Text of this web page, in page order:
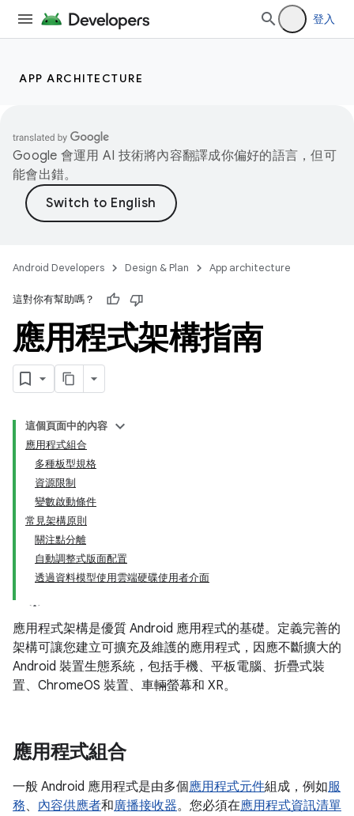
登入
APP ARCHITECTURE
Google 會運用 AI 技術將內容翻譯成你偏好的語言，但可
能會出錯。
Android Developers Design & Plan App architecture
這對你有幫助嗎？
應用程式架構指南
這個頁面中的內容
應用程式組合
多種板型規格
資源限制
變數啟動條件
常見架構原則
關注點分離
自動調整式版面配置
透過資料模型使用雲端硬碟使用者介面
應用程式架構是優質 Android 應用程式的基礎。定義完善的
架構可讓您建立可擴充及維護的應用程式，因應不斷擴大的
Android 裝置生態系統，包括手機、平板電腦、折疊式裝
置、ChromeOS 裝置、車輛螢幕和 XR。
應用程式組合
一般 Android 應用程式是由多個應用程式元件組成，例如服
務、 內容供應者和廣播接收器。您必須在應用程式資訊清單